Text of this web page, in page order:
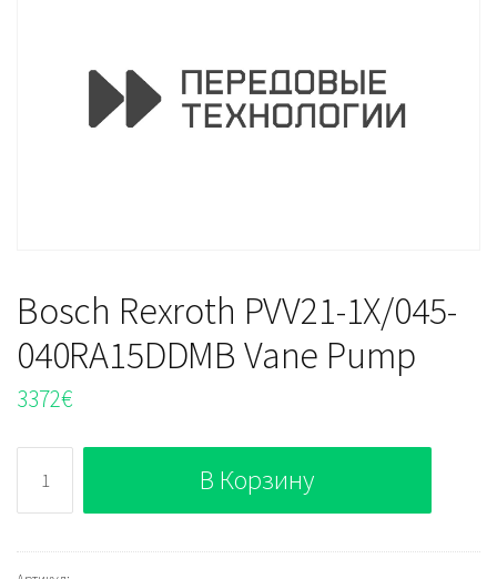
Bosch Rexroth PVV21-1X/045-
040RA15DDMB Vane Pump
3372€
Bosch
Rexroth
PVV21-
В Корзину